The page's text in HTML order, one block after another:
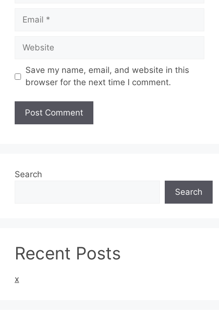
Email
Website
Save my name, email, and website in this
browser for the next time I comment.
Search
Search
Recent Posts
x